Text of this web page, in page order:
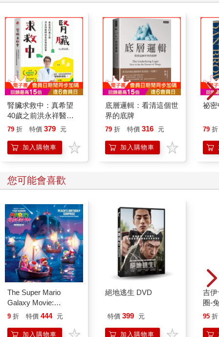
腎臟求救中：真希望
40歲之前洪永祥醫師
就告訴我這些事
79 折 特價 379 元
加入購物車
底層邏輯：看清這個世
界的底牌
79 折 特價 316 元
加入購物車
祕
79 折
您可能會喜歡
The Super Mario
Galaxy Movie:
Peach`s Birthday
Mario Galaxy Movie
9 折 特價 444 元
加入購物車
絕地逃生 DVD
特價 399 元
加入購物車
吉伊卡哇
圈-
95 折